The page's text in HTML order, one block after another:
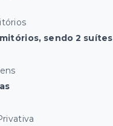
sendo 2 suítes